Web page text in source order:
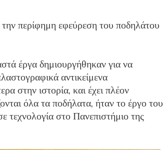
περίφημη εφεύρεση του ποδηλάτου
έργα δημιουργήθηκαν για να
αντικείμενα
στην ιστορία, και έχει πλέον
όλα τα ποδήλατα, ήταν το έργο του
στο Πανεπιστήμιο της